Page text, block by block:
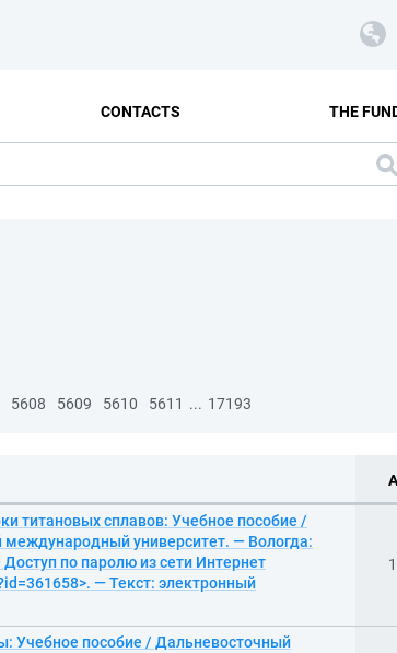
CONTACTS THE
5608 5609 5610 5611 ... 17193
титановых сплавов: Учебное пособие /
международный университет. — Вологда:
по паролю из сети Интернет
— Текст: электронный
Учебное пособие / Дальневосточный